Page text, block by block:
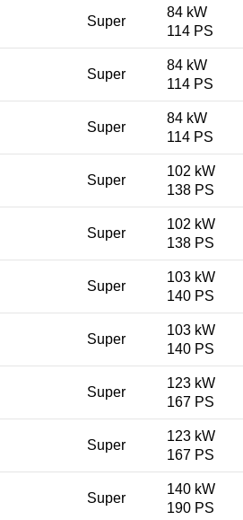
Super
84 kW
114 PS
Super
84 kW
114 PS
Super
84 kW
114 PS
Super
102 kW
138 PS
Super
102 kW
138 PS
Super
103 kW
140 PS
Super
103 kW
140 PS
Super
123 kW
167 PS
Super
123 kW
167 PS
Super
140 kW
190 PS